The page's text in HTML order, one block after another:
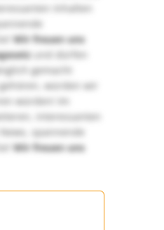
Inhalten
Wir freuen uns
und dürfen
gemacht
würden wir
würden! Im
interessanten
spannende
Wir freuen uns